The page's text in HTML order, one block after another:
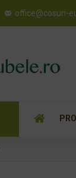
office@cosuri-